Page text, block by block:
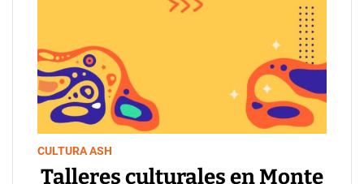
CULTURA ASH
Talleres culturales en Monte